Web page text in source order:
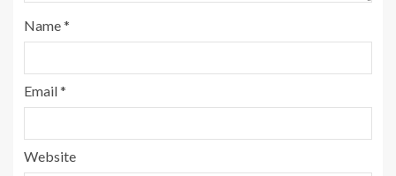
Name*
Email*
Website